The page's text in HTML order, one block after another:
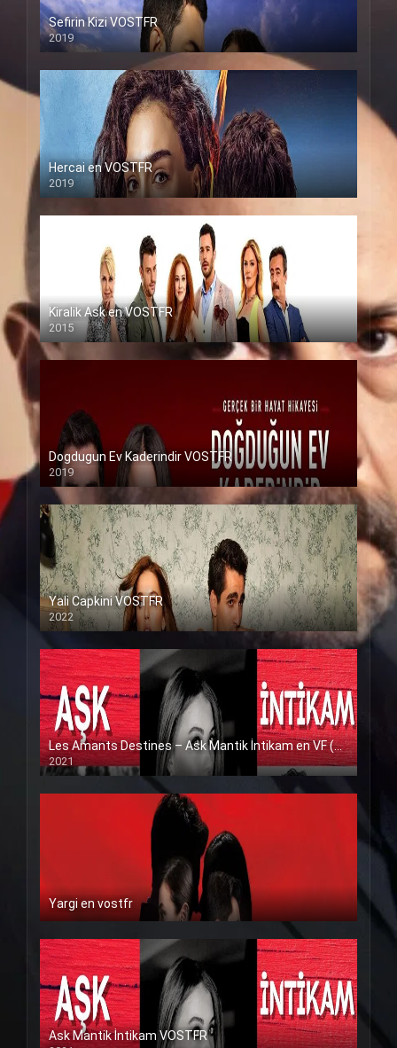
Sefirin Kizi VOSTFR
2019
Hercai en VOSTFR
2019
Kiralik Ask en VOSTFR
2015
Dogdugun Ev Kaderindir VOSTFR
2019
Yali Capkini VOSTFR
2022
Les Amants Destines – Ask Mantik İntikam en VF (Voix Francaise)
2021
Yargi en vostfr
Ask Mantik İntikam VOSTFR